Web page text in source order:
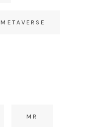
METAVERSE
MR